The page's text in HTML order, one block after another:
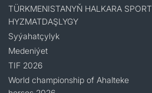
TÜRKMENISTANYŇ HALKARA SPORT
HYZMATDAŞLYGY
Syýahatçylyk
Medeniýet
TIF 2026
World championship of Ahalteke